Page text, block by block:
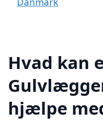
Hvad kan
hjælpe